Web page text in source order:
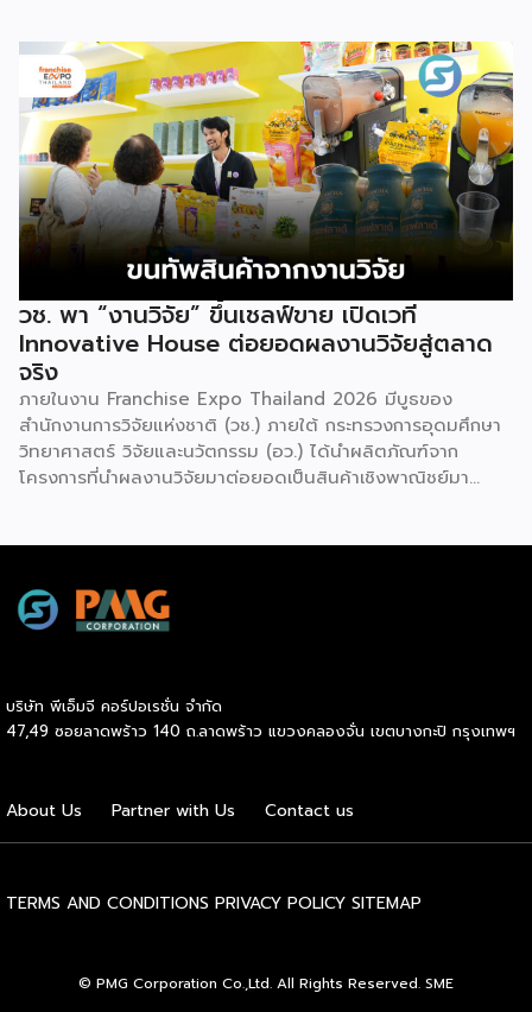
บริหารธุรกิจ การวางแผนการเงิน และการบริหารความเสี่ยง
เตรียมความพร้อมสำหรับการขยายตลาดสู่ต่างประเทศ โดยการ
จัดงานครั้งนี้คาดว่าจะสร้างมูลค่าทางเศรษฐกิจราว 220 ล้านบาท
แฟรนไชส์ไม่ใช่เพียงโมเดลธุรกิจ แต่คือ โอกาสในการต่อยอด
แบรนด์ไทยให้ก้าวสู่ตลาดใหม่ EXIM BANK จึงผนึกกำลัง
พันธมิตร สนับสนุนผู้ประกอบการไทยให้พร้อม ขยายธุรกิจ สร้าง
แบรนด์ และเปิดตลาดต่างประเทศ EXIM BANK พร้อมร่วมเดิน
ทางสู่การเปิดตลาดใหม่ เพื่อพา “แฟรนไชส์ไทย” เติบโตไกลใน
ตลาดโลก ด้วยบทบาท Export Co-pilot ที่พร้อมเคียงข้าง
ธุรกิจไทยในทุกเส้นทาง
วช. พา “งานวิจัย” ขึ้นเชลฟ์ขาย เปิดเวที
Innovative House ต่อยอดผลงานวิจัยสู่ตลาด
จริง
ภายในงาน Franchise Expo Thailand 2026 มีบูธของ
สำนักงานการวิจัยแห่งชาติ (วช.) ภายใต้ กระทรวงการอุดมศึกษา
วิทยาศาสตร์ วิจัยและนวัตกรรม (อว.) ได้นำผลิตภัณฑ์จาก
โครงการที่นำผลงานวิจัยมาต่อยอดเป็นสินค้าเชิงพาณิชย์มา
ไทยตั้งแต่ต้นน้ำยันปลายน้ำ กิจกรรมที่นำมาจัดแสดงในบูธ
ครั้งนี้เป็นส่วนหนึ่งของทุนที่ วช. สนับสนุนภายใต้ชุดโครงการ
ไปพัฒนาต่อจนสามารถขายได้จริงในเชิงพาณิชย์ ไม่ใช่แค่งาน
วิจัยที่อยู่ในห้องแล็บ โดยสินค้าที่นำมาโชว์ในบูธจึงเป็นผลิตภัณฑ์
แปรรูปเป็นเมนูอาหาร-เครื่องดื่มให้ผู้ร่วมงานเห็นวิธีใช้งานจริง
โดยนำ ‘น้ำผึ้ง’ ที่ไม่ได้นำมาวางขายแบบเดิม ๆ แต่แปรรูปเป็น
สร้างประสบการณ์ให้คนในงานได้ทดลองสัมผัสสินค้าจริง และหาก
บริษัท พีเอ็มจี คอร์ปอเรชั่น จำกัด
47,49 ซอยลาดพร้าว 140 ถ.ลาดพร้าว แขวงคลองจั่น เขตบางกะปิ กรุงเทพฯ
About Us Partner with Us Contact us
TERMS AND CONDITIONS PRIVACY POLICY SITEMAP
© PMG Corporation Co.,Ltd. All Rights Reserved. SME